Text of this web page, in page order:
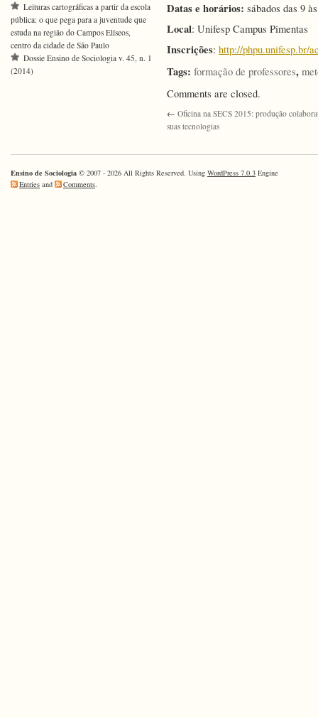
Datas e horários: sábados das 9
Local: Unifesp Campus Pimentas
Inscrições: http://phpu.unifesp.br/
Tags: formação de professores,
Comments are closed.
← Oficina na SECS 2015: produção
suas tecnologias
Leituras cartográficas a partir da escola
pública: o que pega para a juventude que
estuda na região do Campos Elíseos,
centro da cidade de São Paulo
Dossie Ensino de Sociologia v. 45, n. 1
(2014)
Ensino de Sociologia © 2007 - 2026 All Rights Reserved. Using WordPress 7.0.3 Engine
Entries and Comments